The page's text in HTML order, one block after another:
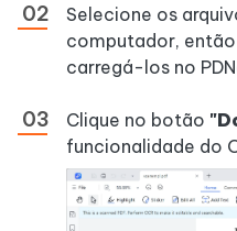
Selecione os
computador,
carregá-los no
Clique no botão
funcionalidade do